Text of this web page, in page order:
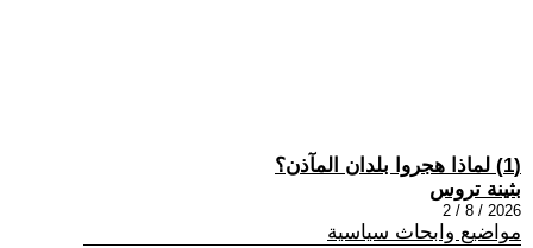
(1) لماذا هجروا بلدان المآذن؟
بثينة تروس
2026 / 8 / 2
مواضيع وابحاث سياسية